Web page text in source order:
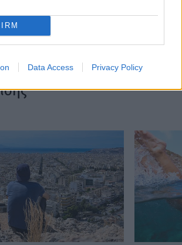
Data Access Privacy Policy